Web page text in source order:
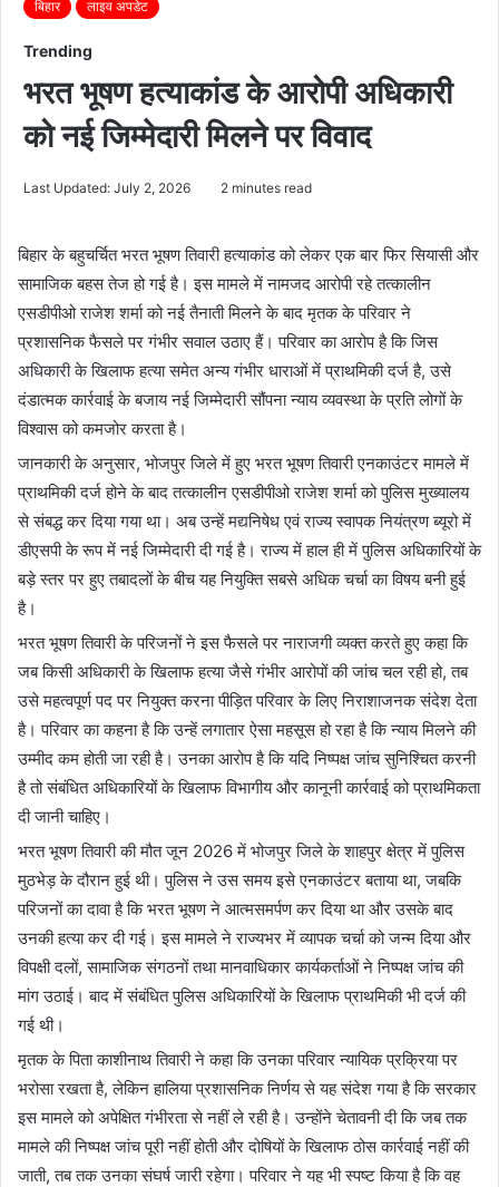
बिहार लाइव अपडेट
Trending
भरत भूषण हत्याकांड के आरोपी अधिकारी
को नई जिम्मेदारी मिलने पर विवाद
Last Updated: July 2, 2026 2 minutes read
बिहार के बहुचर्चित भरत भूषण तिवारी हत्याकांड को लेकर एक बार फिर सियासी और
सामाजिक बहस तेज हो गई है। इस मामले में नामजद आरोपी रहे तत्कालीन
एसडीपीओ राजेश शर्मा को नई तैनाती मिलने के बाद मृतक के परिवार ने
प्रशासनिक फैसले पर गंभीर सवाल उठाए हैं। परिवार का आरोप है कि जिस
अधिकारी के खिलाफ हत्या समेत अन्य गंभीर धाराओं में प्राथमिकी दर्ज है, उसे
दंडात्मक कार्रवाई के बजाय नई जिम्मेदारी सौंपना न्याय व्यवस्था के प्रति लोगों के
विश्वास को कमजोर करता है।
जानकारी के अनुसार, भोजपुर जिले में हुए भरत भूषण तिवारी एनकाउंटर मामले में
प्राथमिकी दर्ज होने के बाद तत्कालीन एसडीपीओ राजेश शर्मा को पुलिस मुख्यालय
से संबद्ध कर दिया गया था। अब उन्हें मद्यनिषेध एवं राज्य स्वापक नियंत्रण ब्यूरो में
डीएसपी के रूप में नई जिम्मेदारी दी गई है। राज्य में हाल ही में पुलिस अधिकारियों के
बड़े स्तर पर हुए तबादलों के बीच यह नियुक्ति सबसे अधिक चर्चा का विषय बनी हुई
है।
भरत भूषण तिवारी के परिजनों ने इस फैसले पर नाराजगी व्यक्त करते हुए कहा कि
जब किसी अधिकारी के खिलाफ हत्या जैसे गंभीर आरोपों की जांच चल रही हो, तब
उसे महत्वपूर्ण पद पर नियुक्त करना पीड़ित परिवार के लिए निराशाजनक संदेश देता
है। परिवार का कहना है कि उन्हें लगातार ऐसा महसूस हो रहा है कि न्याय मिलने की
उम्मीद कम होती जा रही है। उनका आरोप है कि यदि निष्पक्ष जांच सुनिश्चित करनी
है तो संबंधित अधिकारियों के खिलाफ विभागीय और कानूनी कार्रवाई को प्राथमिकता
दी जानी चाहिए।
भरत भूषण तिवारी की मौत जून 2026 में भोजपुर जिले के शाहपुर क्षेत्र में पुलिस
मुठभेड़ के दौरान हुई थी। पुलिस ने उस समय इसे एनकाउंटर बताया था, जबकि
परिजनों का दावा है कि भरत भूषण ने आत्मसमर्पण कर दिया था और उसके बाद
उनकी हत्या कर दी गई। इस मामले ने राज्यभर में व्यापक चर्चा को जन्म दिया और
विपक्षी दलों, सामाजिक संगठनों तथा मानवाधिकार कार्यकर्ताओं ने निष्पक्ष जांच की
मांग उठाई। बाद में संबंधित पुलिस अधिकारियों के खिलाफ प्राथमिकी भी दर्ज की
गई थी।
मृतक के पिता काशीनाथ तिवारी ने कहा कि उनका परिवार न्यायिक प्रक्रिया पर
भरोसा रखता है, लेकिन हालिया प्रशासनिक निर्णय से यह संदेश गया है कि सरकार
इस मामले को अपेक्षित गंभीरता से नहीं ले रही है। उन्होंने चेतावनी दी कि जब तक
मामले की निष्पक्ष जांच पूरी नहीं होती और दोषियों के खिलाफ ठोस कार्रवाई नहीं की
जाती, तब तक उनका संघर्ष जारी रहेगा। परिवार ने यह भी स्पष्ट किया है कि वह